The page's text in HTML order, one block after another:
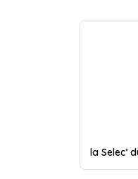
la Selec’